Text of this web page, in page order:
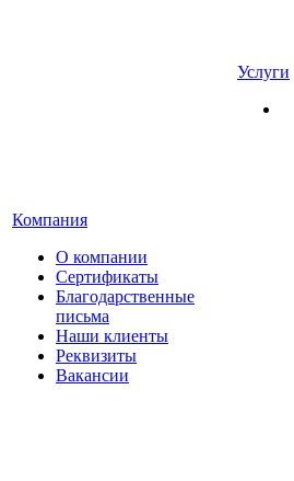
Компания
О компании
Сертификаты
Благодарственные
письма
Наши клиенты
Реквизиты
Вакансии
Услуги